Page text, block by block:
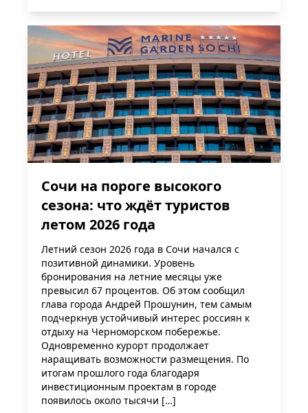
Сочи на пороге высокого
сезона: что ждёт туристов
летом 2026 года
Летний сезон 2026 года в Сочи начался с
позитивной динамики. Уровень
бронирования на летние месяцы уже
превысил 67 процентов. Об этом сообщил
глава города Андрей Прошунин, тем самым
подчеркнув устойчивый интерес россиян к
отдыху на Черноморском побережье.
Одновременно курорт продолжает
наращивать возможности размещения. По
итогам прошлого года благодаря
инвестиционным проектам в городе
появилось около тысячи […]